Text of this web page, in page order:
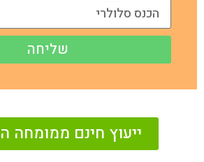
שליחה
ייעוץ חינם ממומחה